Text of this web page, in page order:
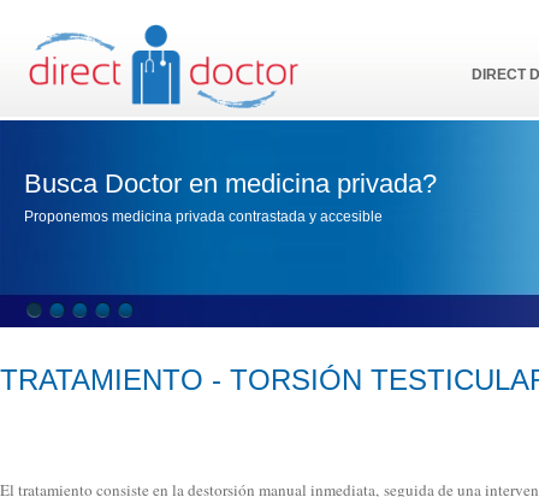
DIRECT
Busca Doctor en medicina privada?
Proponemos medicina privada contrastada y accesible
TRATAMIENTO - TORSIÓN
El tratamiento consiste en la destorsión manual inmediata, seguida de una